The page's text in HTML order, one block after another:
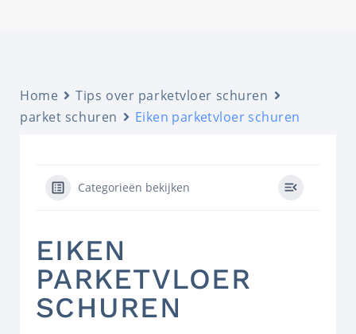
Home
Tips over parketvloer schuren
parket schuren
Eiken parketvloer schuren
Categorieën bekijken
EIKEN
PARKETVLOER
SCHUREN